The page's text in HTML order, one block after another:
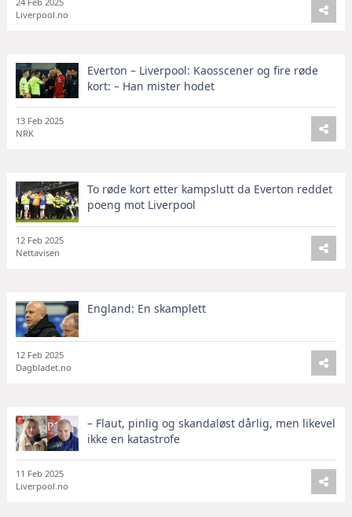
Liverpool.no
Everton – Liverpool: Kaosscener og fire røde
kort: – Han mister hodet
13 Feb 2025
NRK
To røde kort etter kampslutt da Everton reddet
poeng mot Liverpool
12 Feb 2025
Nettavisen
England: En skamplett
12 Feb 2025
Dagbladet.no
– Flaut, pinlig og skandaløst dårlig, men likevel
ikke en katastrofe
11 Feb 2025
Liverpool.no